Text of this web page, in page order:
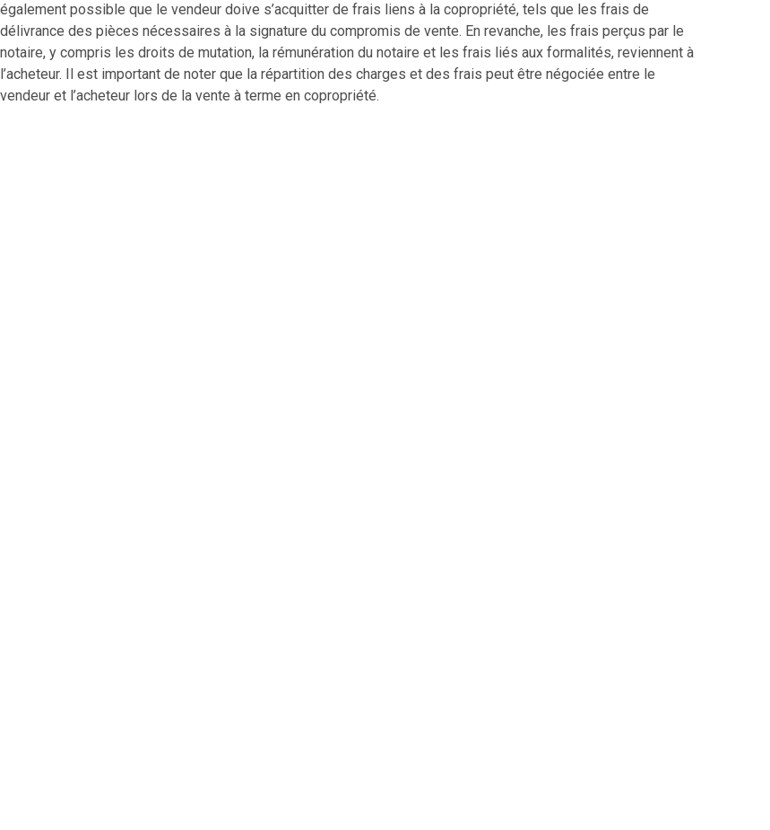
également possible que le vendeur doive s’acquitter de frais liens à la copropriété, tels que les frais de
délivrance des pièces nécessaires à la signature du compromis de vente. En revanche, les frais perçus par le
notaire, y compris les droits de mutation, la rémunération du notaire et les frais liés aux formalités, reviennent à
l’acheteur. Il est important de noter que la répartition des charges et des frais peut être négociée entre le
vendeur et l’acheteur lors de la vente à terme en copropriété.